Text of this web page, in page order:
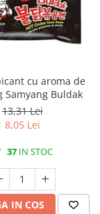
cu aroma de
Samyang Buldak
13,31 Lei
8,05 Lei
37IN STOC
IN COS